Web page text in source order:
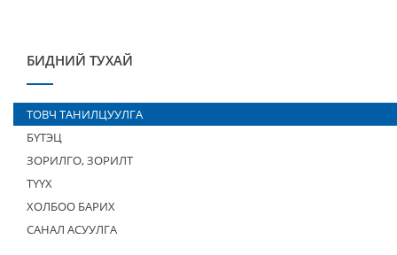
БИДНИЙ ТУХАЙ
ТОВЧ ТАНИЛЦУУЛГА
БҮТЭЦ
ЗОРИЛГО, ЗОРИЛТ
ТҮҮХ
ХОЛБОО БАРИХ
САНАЛ АСУУЛГА